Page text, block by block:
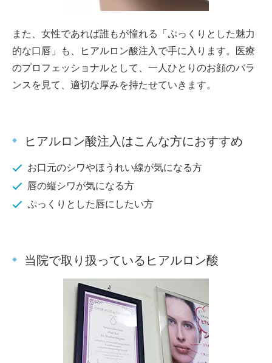
また、女性であれば誰もが憧れる「ぷっくりとした魅力
的な口唇」も、ヒアルロン酸注入で手に入ります。医療
のプロフェッショナルとして、一人ひとりのお顔のバラ
ンスを見て、適切な厚みを持たせていきます。
ヒアルロン酸注入はこんな方におすすめ
お口元のシワやほうれい線が気になる方
唇の縦シワが気になる方
ぷっくりとした唇にしたい方
当院で取り扱っているヒアルロン酸